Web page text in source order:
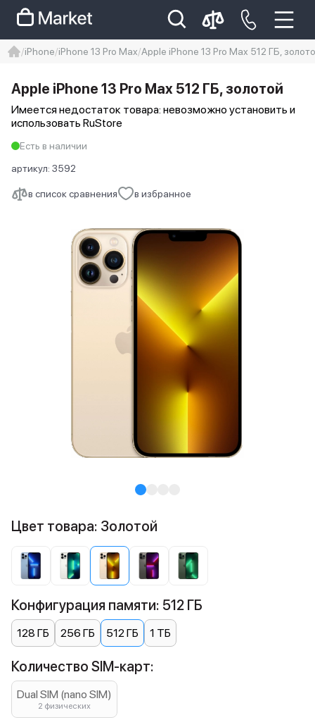
Iphone 14 pro max
айфон 14
iPhone iPhone 13 Pro Max Apple iPhone 13 Pro Max 512 ГБ,
в список сравнения в избранное
Apple iPhone 13 Pro Max 512 ГБ, золотой
Имеется недостаток товара: невозможно установить и
использовать RuStore
Есть в наличии
артикул: 3592
Цвет товара: Золотой
Конфигурация памяти: 512 ГБ
128 ГБ 256 ГБ 512 ГБ 1 ТБ
Количество SIM-карт:
Dual SIM (nano SIM)
2 физических